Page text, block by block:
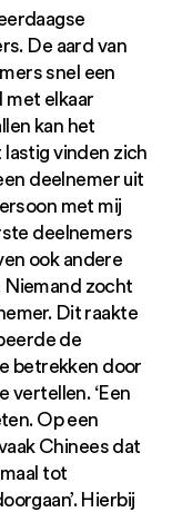
De aard van
snel een
met elkaar
kan het
vinden zich
deelnemer uit
met mij
deelnemers
ook andere
Niemand zocht
Dit raakte
de
betrekken door
vertellen. ‘Een
Op een
Chinees dat
tot
Hierbij